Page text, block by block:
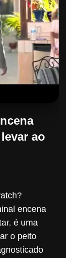
ao
encena
é uma
o peito